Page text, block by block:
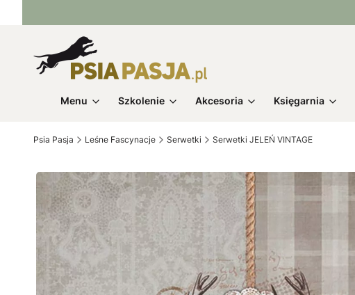
Menu Szkolenie Akcesoria Księgarnia
Psia Pasja Leśne Fascynacje Serwetki Serwetki JELEŃ VINTAGE